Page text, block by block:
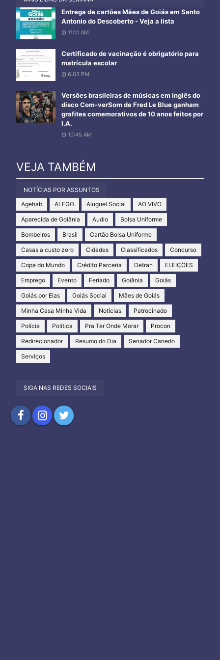
Entrega de cartões Mães de Goiás em Santo
Antonio do Descoberto - Veja a lista
11:11 AM
Certificado de vacinação é obrigatório para
matrícula escolar
6:03 PM
Versões brasileiras de músicas em inglês do
disco Com-verSom de Fred Le Blue ganham
grafites comemorativos de 10 anos feitos por
I.A.
10:45 AM
VEJA TAMBÉM
NOTÍCIAS POR ASSUNTOS
Agehab
ALEGO Aluguel Social AO VIVO
Aparecida de Goiânia Audio Bolsa Uniforme
Bombeiros Brasil Cartão Bolsa Uniforme
Casas a custo zero Cidades Classificados Concurso
Copa do Mundo Crédito Parceria Detran ELEIÇÕES
Emprego Evento Feriado Goiânia Goiás
Goiás por Elas Goiás Social Mães de Goiás
Minha Casa Minha Vida Notícias Patrocinado
Polícia Política Pra Ter Onde Morar Procon
Redirecionador Resumo do Dia Senador Canedo
Serviços
SIGA NAS REDES SOCIAIS